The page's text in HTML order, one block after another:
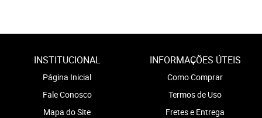
INSTITUCIONAL
Página Inicial
Fale Conosco
Mapa do Site
INFORMAÇÕES ÚTEIS
Como Comprar
Termos de Uso
Fretes e Entrega